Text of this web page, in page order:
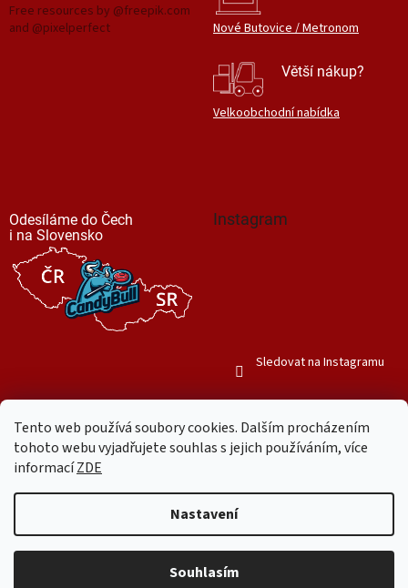
Tento web používá soubory cookies. Dalším procházením
tohoto webu vyjadřujete souhlas s jejich používáním, více
informacíZDE
Nastavení
Souhlasím
Free resources by @freepik.com
and @pixelperfect
Nové Butovice / Metronom
Větší nákup?
Velkoobchodní nabídka
Odesíláme do Čech
i na Slovensko
Instagram
Sledovat na Instagramu
Copyright 2026Mr. Candy Bull. Všechna práva vyhrazena.Upravit
nastavení cookies